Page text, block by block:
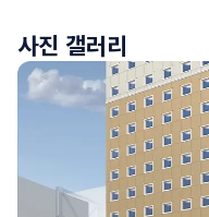
사진 갤러리